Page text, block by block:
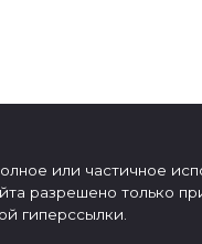
или частичное
разрешено только
гиперссылки.